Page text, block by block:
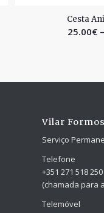
Cesta
25.00€–
Vilar
Serviço
Telefone
+351 271 518 250
(chamada para
Telemóvel